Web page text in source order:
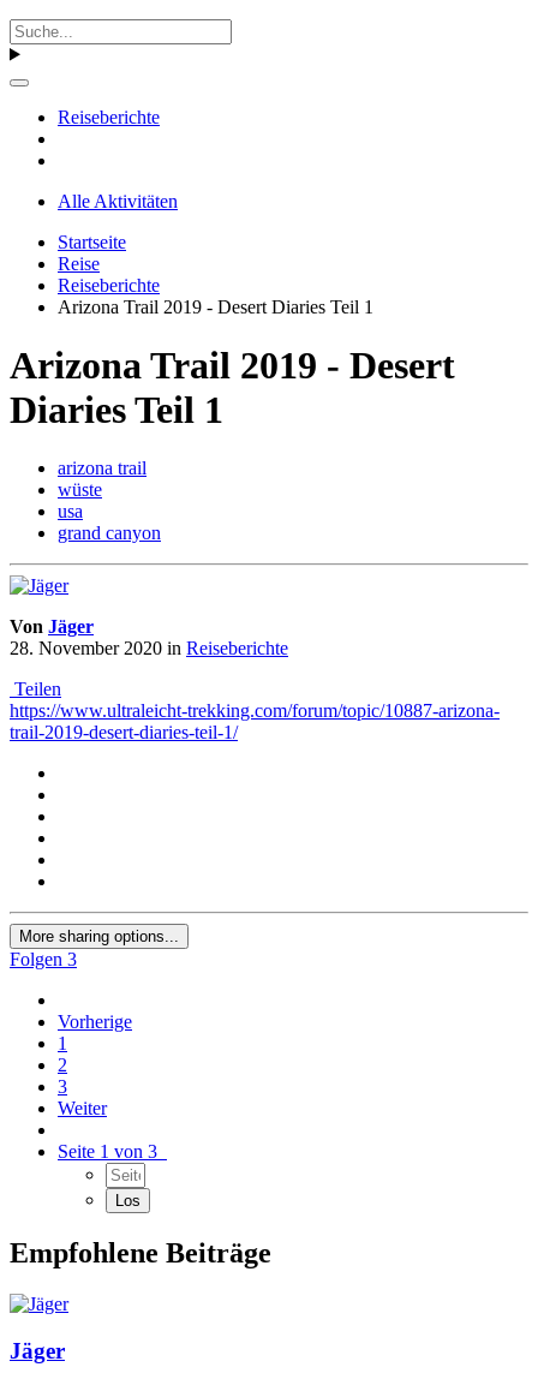
Reiseberichte
Alle Aktivitäten
Startseite
Reise
Reiseberichte
Arizona Trail 2019 - Desert Diaries Teil 1
Arizona Trail 2019 - Desert
Diaries Teil 1
arizona trail
wüste
usa
grand canyon
Von Jäger
28. November 2020 in Reiseberichte
Teilen
https://www.ultraleicht-trekking.com/forum/topic/10887-arizona-
trail-2019-desert-diaries-teil-1/
More sharing options...
Folgen 3
Vorherige
1
2
3
Weiter
Seite 1 von 3
Empfohlene Beiträge
Jäger